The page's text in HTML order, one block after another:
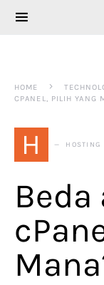
SEARCH FOR:
HOME
CPANEL, PILIH YANG
H HOSTING
Beda